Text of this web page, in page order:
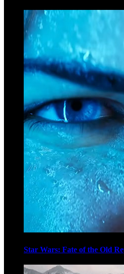
Star Wars: Fate of the Old